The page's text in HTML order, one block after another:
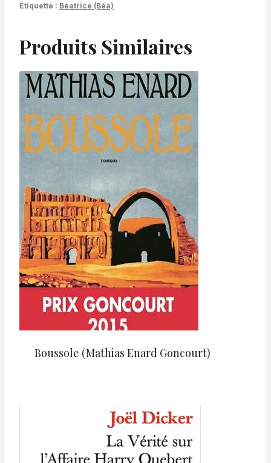
Étiquette : Béatrice (Béa)
Produits Similaires
Boussole (Mathias Enard Goncourt)